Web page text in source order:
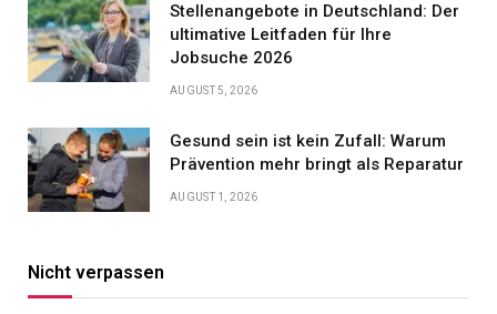
Stellenangebote in Deutschland: Der
ultimative Leitfaden für Ihre
Jobsuche 2026
AUGUST 5, 2026
Gesund sein ist kein Zufall: Warum
Prävention mehr bringt als Reparatur
AUGUST 1, 2026
Nicht verpassen